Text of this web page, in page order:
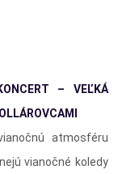
– VEĽKÁ
atmosféru
vianočné koledy